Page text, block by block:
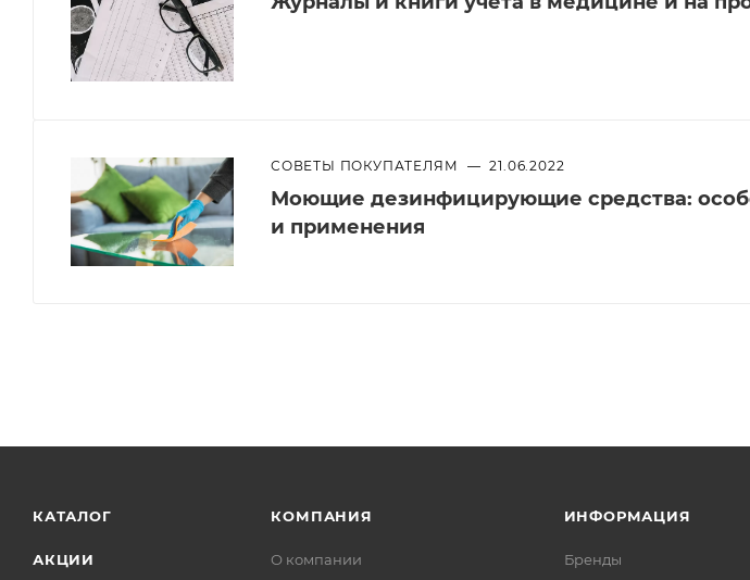
СОВЕТЫ ПОКУПАТЕЛЯМ — 21.06.2022
Моющие дезинфицирующие средства:
и применения
КАТАЛОГ
АКЦИИ
КОМПАНИЯ
О компании
ИНФОРМАЦИЯ
Бренды